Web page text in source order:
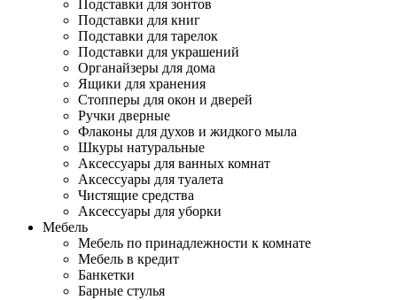
Подставки для зонтов
Подставки для книг
Подставки для тарелок
Подставки для украшений
Органайзеры для дома
Ящики для хранения
Стопперы для окон и дверей
Ручки дверные
Флаконы для духов и жидкого мыла
Шкуры натуральные
Аксессуары для ванных комнат
Аксессуары для туалета
Чистящие средства
Аксессуары для уборки
Мебель
Мебель по принадлежности к комнате
Мебель в кредит
Банкетки
Барные стулья